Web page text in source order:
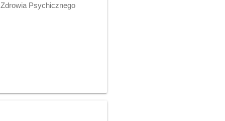
Psychicznego